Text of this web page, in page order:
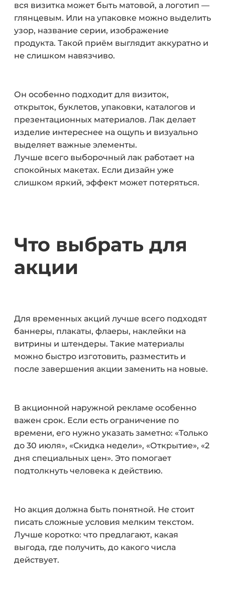
вся визитка может быть матовой, а логотип —
глянцевым. Или на упаковке можно выделить
узор, название серии, изображение
продукта. Такой приём выглядит аккуратно и
не слишком навязчиво.
Он особенно подходит для визиток,
открыток, буклетов, упаковки, каталогов и
презентационных материалов. Лак делает
изделие интереснее на ощупь и визуально
выделяет важные элементы.
Лучше всего выборочный лак работает на
спокойных макетах. Если дизайн уже
слишком яркий, эффект может потеряться.
Что выбрать для
акции
Для временных акций лучше всего подходят
баннеры, плакаты, флаеры, наклейки на
витрины и штендеры. Такие материалы
можно быстро изготовить, разместить и
после завершения акции заменить на новые.
В акционной наружной рекламе особенно
важен срок. Если есть ограничение по
времени, его нужно указать заметно: «Только
до 30 июля», «Скидка недели», «Открытие», «2
дня специальных цен». Это помогает
подтолкнуть человека к действию.
Но акция должна быть понятной. Не стоит
писать сложные условия мелким текстом.
Лучше коротко: что предлагают, какая
выгода, где получить, до какого числа
действует.